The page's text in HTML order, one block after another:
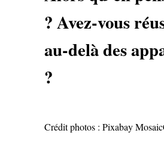
? Avez-vous
au-delà des
?
Crédit photos : Pixabay